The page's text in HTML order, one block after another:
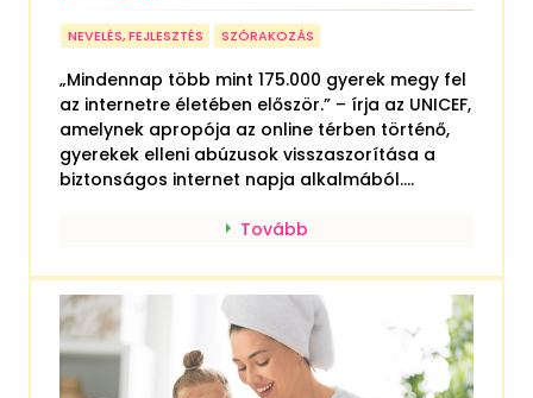
NEVELÉS, FEJLESZTÉS SZÓRAKOZÁS
„Mindennap több mint 175.000 gyerek megy fel
az internetre életében először.” – írja az UNICEF,
amelynek apropója az online térben történő,
gyerekek elleni abúzusok visszaszorítása a
biztonságos internet napja alkalmából....
Tovább